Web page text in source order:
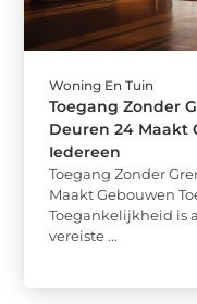
Woning En Tuin
Toegang Zonder
Deuren 24 Maakt
Iedereen
Toegang Zonder
Maakt Gebouwen
Toegankelijkheid is
vereiste ...